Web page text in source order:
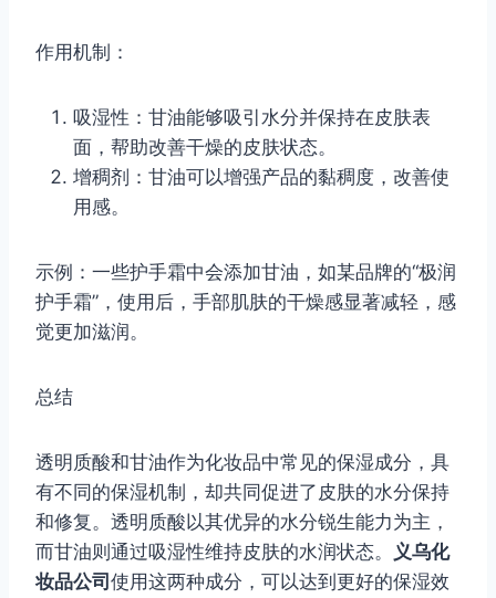
作用机制：
吸湿性：甘油能够吸引水分并保持在皮肤表
面，帮助改善干燥的皮肤状态。
增稠剂：甘油可以增强产品的黏稠度，改善使
用感。
示例：一些护手霜中会添加甘油，如某品牌的“极润
护手霜”，使用后，手部肌肤的干燥感显著减轻，感
觉更加滋润。
总结
透明质酸和甘油作为化妆品中常见的保湿成分，具
有不同的保湿机制，却共同促进了皮肤的水分保持
和修复。透明质酸以其优异的水分锐生能力为主，
而甘油则通过吸湿性维持皮肤的水润状态。
义乌化
妆品公司使用这两种成分，可以达到更好的保湿效